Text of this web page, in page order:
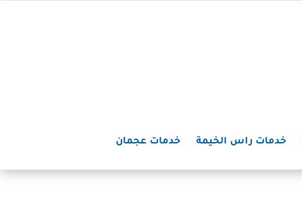
خدمات راس الخيمة خدمات عجمان